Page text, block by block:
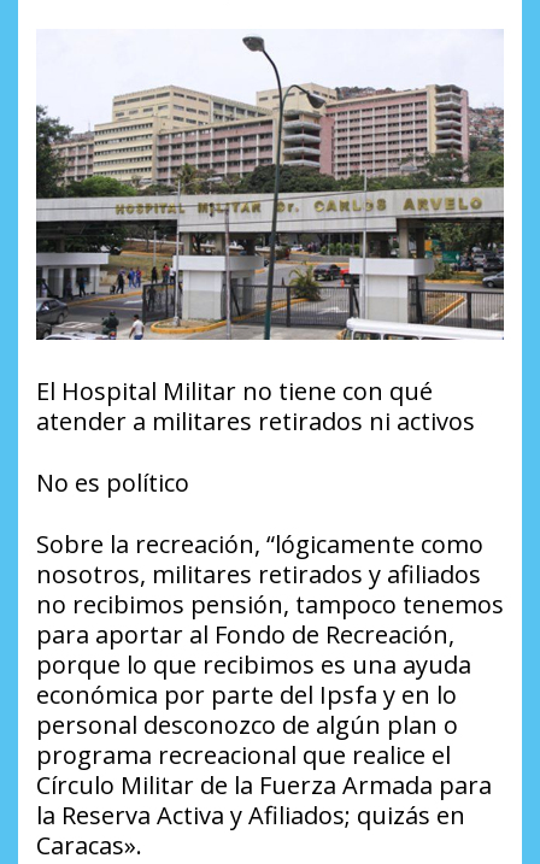
El Hospital Militar no tiene con qué
atender a militares retirados ni activos
No es político
Sobre la recreación, “lógicamente como
nosotros, militares retirados y afiliados
no recibimos pensión, tampoco tenemos
para aportar al Fondo de Recreación,
porque lo que recibimos es una ayuda
económica por parte del Ipsfa y en lo
personal desconozco de algún plan o
programa recreacional que realice el
Círculo Militar de la Fuerza Armada para
la Reserva Activa y Afiliados; quizás en
Caracas».